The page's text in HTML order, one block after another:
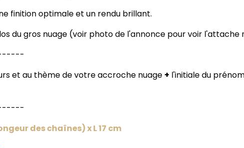
finition optimale et un rendu brillant.
du gros nuage (voir photo de l'annonce pour voir l'attache
et au thème de votre accroche nuage + l'initiale du
des chaînes) x L 17 cm